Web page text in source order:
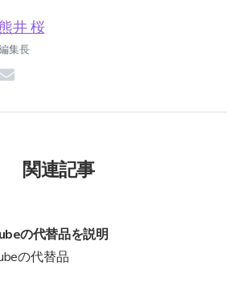
熊井 桜
集長
関連記事
の代替品を説明
の代替品